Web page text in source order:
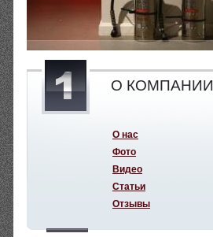
О КОМПАНИИ
О нас
Фото
Видео
Статьи
Отзывы